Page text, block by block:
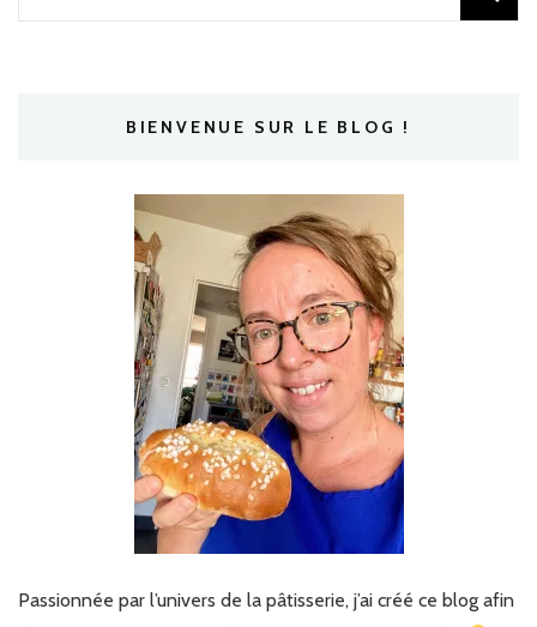
BIENVENUE SUR LE BLOG !
Passionnée par l’univers de la pâtisserie, j’ai créé ce blog afin